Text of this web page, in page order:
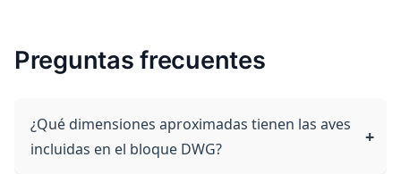
Preguntas frecuentes
¿Qué dimensiones aproximadas tienen las aves
incluidas en el bloque DWG?